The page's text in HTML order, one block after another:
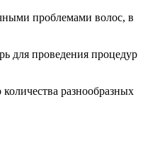
проблемами волос, в
для проведения процедур
разнообразных